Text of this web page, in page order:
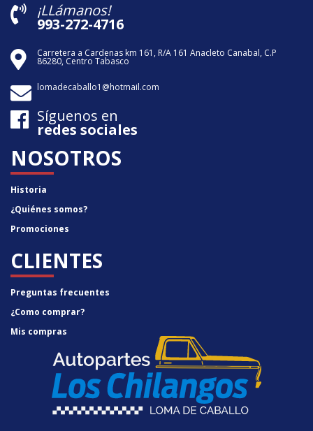
¡LLámanos!
993-272-4716
Carretera a Cardenas km 161, R/A 161 Anacleto Canabal, C.P
86280, Centro Tabasco
lomadecaballo1@hotmail.com
Síguenos en
redes sociales
NOSOTROS
Historia
¿Quiénes somos?
Promociones
CLIENTES
Preguntas frecuentes
¿Como comprar?
Mis compras